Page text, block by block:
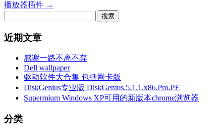
播放器插件 →
近期文章
感谢一路不离不弃
Dell wallpaper
驱动软件大合集 包括网卡版
DiskGenius专业版 DiskGenius.5.1.1.x86.Pro.PE
Supermium Windows XP可用的新版本chrome浏览器
分类